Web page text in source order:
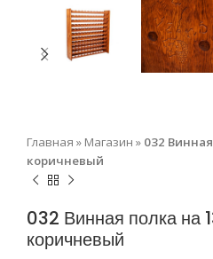
Главная » Магазин » 032
коричневый
032 Винная полка на
коричневый